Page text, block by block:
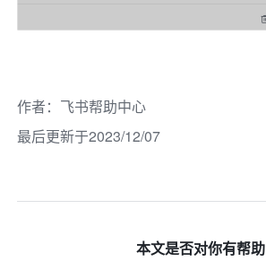
作者： 飞书帮助中心
最后更新于2023/12/07
本文是否对你有帮助